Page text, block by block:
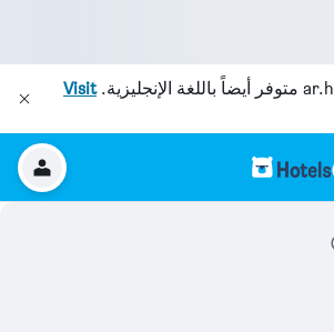
متوفر أيضاً باللغة الإنجليزية.Visit